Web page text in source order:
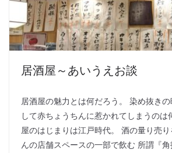
居酒屋～あいうえお談
居酒屋の魅力とは何だろう。 染め抜き
して赤ちょうちんに惹かれてしまうのは
屋のはじまりは江戸時代。 酒の量り売
んの店舗スペースの一部で飲む 所謂『